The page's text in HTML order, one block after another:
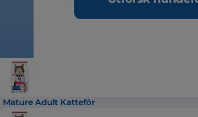
Mature Adult Kattefôr